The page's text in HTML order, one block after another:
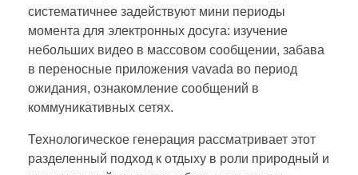
систематичнее задействуют мини периоды
момента для электронных досуга: изучение
небольших видео в массовом сообщении, забава
в переносные приложения vavada во период
ожидания, ознакомление сообщений в
коммуникативных сетях.
Технологическое генерация рассматривает этот
разделенный подход к отдыху в роли природный и